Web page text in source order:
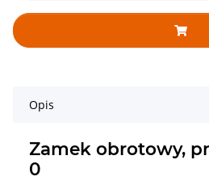
Opis
Zamek obrotowy,
0